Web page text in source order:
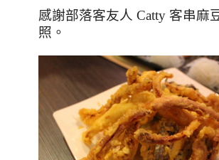
感謝部落客友人 Catty 客串麻
照。